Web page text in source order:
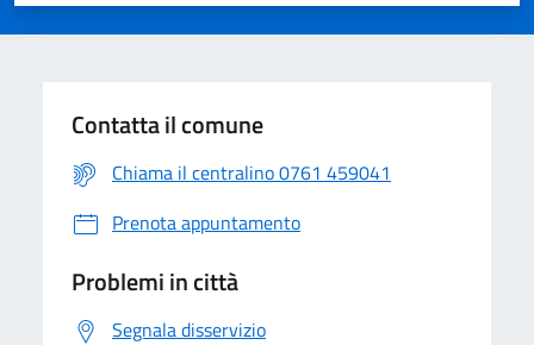
Contatta il comune
Chiama il centralino 0761 459041
Prenota appuntamento
Problemi in città
Segnala disservizio